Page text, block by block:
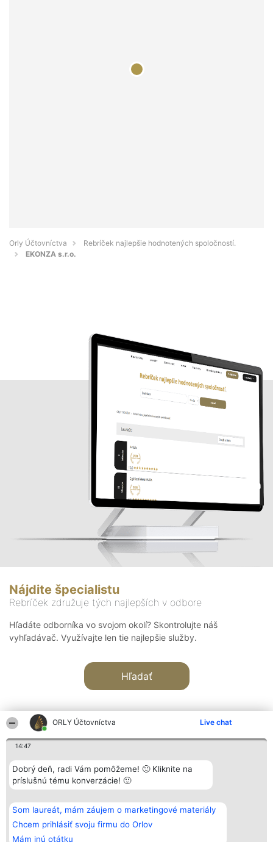
ORLY Účtovníctva Live chat
14:47
Dobrý deň, radi Vám pomôžeme! 🙂 Kliknite na
príslušnú tému konverzácie! 🙂
Som laureát, mám záujem o marketingové materiály
Chcem prihlásiť svoju firmu do Orlov
Mám inú otátku
Orly Účtovníctva
Rebríček najlepšie hodnotených spoločností.
EKONZA s.r.o.
Nájdite špecialistu
Rebríček združuje tých najlepších v odbore
Hľadáte odborníka vo svojom okolí? Skontrolujte náš
vyhľadávač. Využívajte len tie najlepšie služby.
Hľadať
Organizátor hodnotenia
Bright Side Solutions sp. z o.
o. sp. k.
Wrocław 50-079
KRS 0000749100 | Regon
381313360 | NIP 8943132676
+48 508 492 400
Hodnotenie
Laureáti
Lista
Laureatów
Podmienky
Obchodné
podmienky
Kontakt
Kontakt